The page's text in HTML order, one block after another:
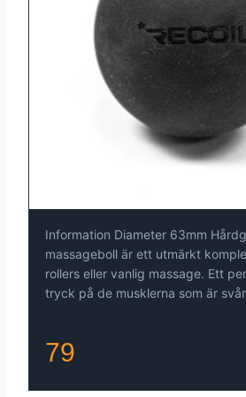
Information Diameter 63mm
massageboll är ett utmärkt
rollers eller vanlig massage. Ett
tryck på de musklerna som är
79